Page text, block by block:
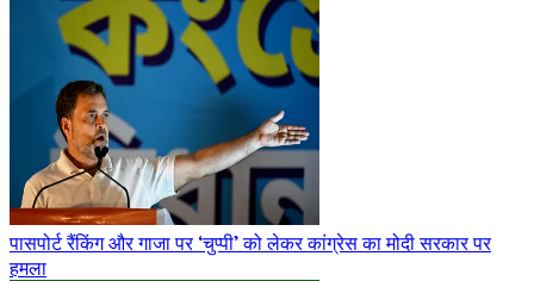
पासपोर्ट रैंकिंग और गाजा पर ‘चुप्पी’ को लेकर कांग्रेस का मोदी सरकार पर
हमला